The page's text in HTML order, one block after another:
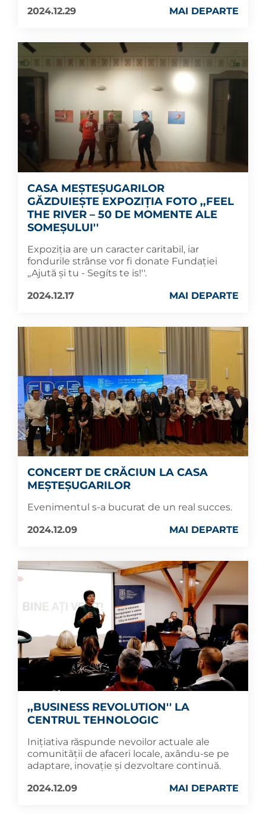
2024.12.29
MAI DEPARTE
CASA MEȘTEȘUGARILOR
GĂZDUIEȘTE EXPOZIȚIA FOTO ,,FEEL
THE RIVER – 50 DE MOMENTE ALE
SOMEȘULUI''
Expoziția are un caracter caritabil, iar
fondurile strânse vor fi donate Fundației
,,Ajută și tu - Segíts te is!''.
2024.12.17
MAI DEPARTE
CONCERT DE CRĂCIUN LA CASA
MEȘTEȘUGARILOR
Evenimentul s-a bucurat de un real succes.
2024.12.09
MAI DEPARTE
,,BUSINESS REVOLUTION'' LA
CENTRUL TEHNOLOGIC
Inițiativa răspunde nevoilor actuale ale
comunității de afaceri locale, axându-se pe
adaptare, inovație și dezvoltare continuă.
2024.12.09
MAI DEPARTE